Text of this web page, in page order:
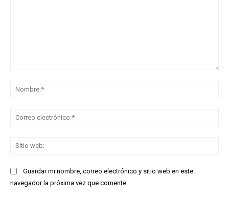
Guardar mi nombre, correo electrónico y sitio web en este
navegador la próxima vez que comente.